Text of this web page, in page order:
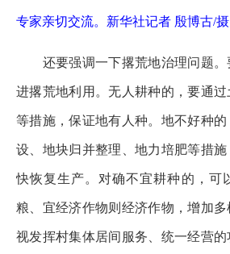
专家亲切交流。新华社记者 殷博古/摄
还要强调一下撂荒地治理问题。
进撂荒地利用。无人耕种的，要通
等措施，保证地有人种。地不好种
设、地块归并整理、地力培肥等措
快恢复生产。对确不宜耕种的，可
粮、宜经济作物则经济作物，增加
视发挥村集体居间服务、统一经营